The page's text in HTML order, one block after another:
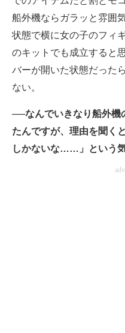
船外機ならガラッと雰囲
状態で横に女の子のフィ
のキットでも成立すると
バーが開いた状態だった
ない。
──なんでいきなり船外機
たんですが、理由を聞く
しかないな……」という気